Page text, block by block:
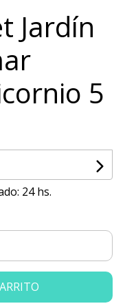
Jardín
5
24 hs.